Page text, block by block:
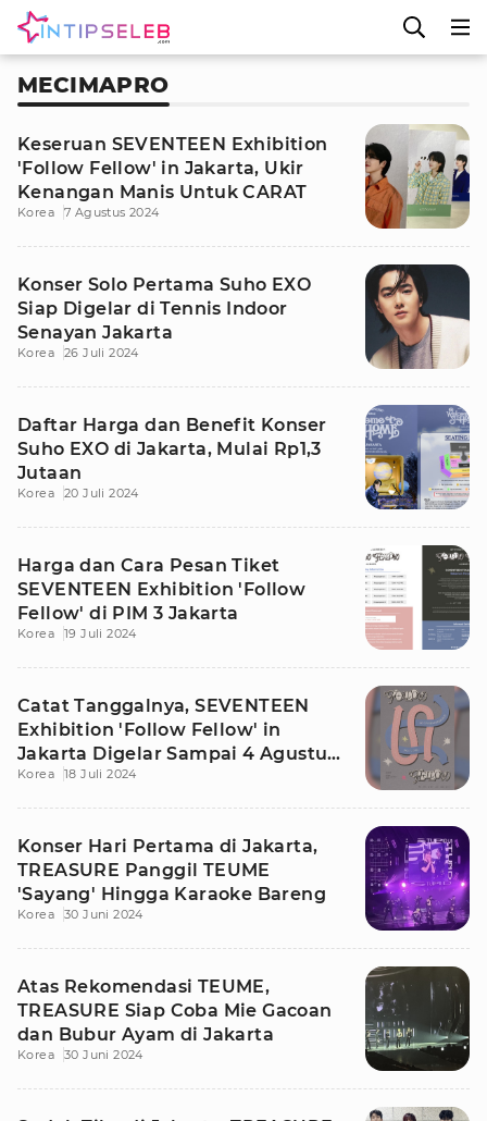
MECIMAPRO
Keseruan SEVENTEEN Exhibition
'Follow Fellow' in Jakarta, Ukir
Kenangan Manis Untuk CARAT
Korea 7 Agustus 2024
Konser Solo Pertama Suho EXO
Siap Digelar di Tennis Indoor
Senayan Jakarta
Korea 26 Juli 2024
Daftar Harga dan Benefit Konser
Suho EXO di Jakarta, Mulai Rp1,3
Jutaan
Korea 20 Juli 2024
Harga dan Cara Pesan Tiket
SEVENTEEN Exhibition 'Follow
Fellow' di PIM 3 Jakarta
Korea 19 Juli 2024
Catat Tanggalnya, SEVENTEEN
Exhibition 'Follow Fellow' in
Jakarta Digelar Sampai 4 Agustus
2024
Korea 18 Juli 2024
Konser Hari Pertama di Jakarta,
TREASURE Panggil TEUME
'Sayang' Hingga Karaoke Bareng
Korea 30 Juni 2024
Atas Rekomendasi TEUME,
TREASURE Siap Coba Mie Gacoan
dan Bubur Ayam di Jakarta
Korea 30 Juni 2024